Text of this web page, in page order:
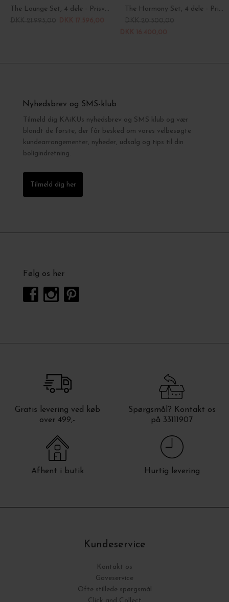
The Lounge Set, 4 dele - Prisvinder!
The Harmony Set, 4 dele - Prisvinder!
Nyhedsbrev og SMS-klub
Tilmeld dig KAiKUs nyhedsbrev og SMS klub og vær
blandt de første, der får besked om vores velbesøgte
kundearrangementer, nyheder, udsalg og tips til din
boligindretning.
Tilmeld dig her
Følg os her
Gratis levering ved køb
over 499,-
Spørgsmål? Kontakt os
på 33111907
Afhent i butik Hurtig levering
Kundeservice
Kontakt os
Gaveservice
Ofte stillede spørgsmål